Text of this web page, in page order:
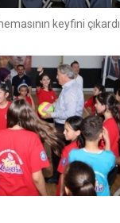
keyfini çıkardı.